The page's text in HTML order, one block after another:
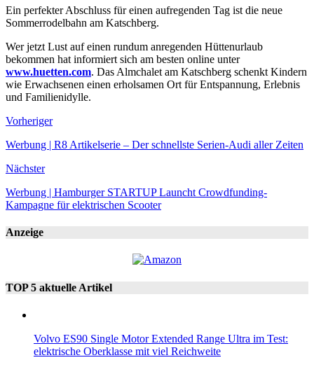
Ein perfekter Abschluss für einen aufregenden Tag ist die neue
Sommerrodelbahn am Katschberg.
Wer jetzt Lust auf einen rundum anregenden Hüttenurlaub
bekommen hat informiert sich am besten online unter
www.huetten.com. Das Almchalet am Katschberg schenkt Kindern
wie Erwachsenen einen erholsamen Ort für Entspannung, Erlebnis
und Familienidylle.
Vorheriger
Werbung | R8 Artikelserie – Der schnellste Serien-Audi aller Zeiten
Nächster
Werbung | Hamburger STARTUP Launcht Crowdfunding-
Kampagne für elektrischen Scooter
Anzeige
TOP 5 aktuelle Artikel
Volvo ES90 Single Motor Extended Range Ultra im Test:
elektrische Oberklasse mit viel Reichweite